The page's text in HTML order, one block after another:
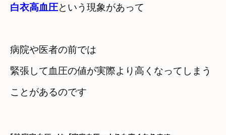
白衣高血圧
病院や医者の前では
緊張して血圧の値が実際より高くなってしまう
ことがあるのです